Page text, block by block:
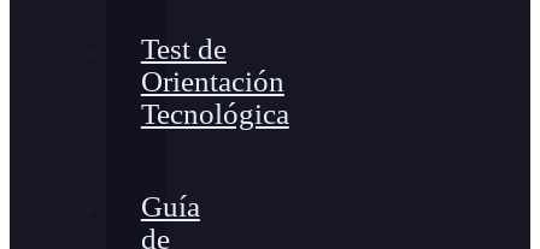
Test de
Orientación
Tecnológica
Guía
de